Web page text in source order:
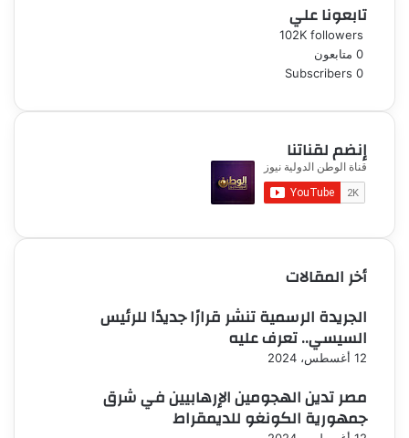
تابعونا علي
102K followers
0 متابعون
0
Subscribers
إنضم لقناتنا
أخر المقالات
الجريدة الرسمية تنشر قرارًا جديدًا للرئيس
السيسي.. تعرف عليه
12 أغسطس، 2024
مصر تدين الهجومين الإرهابيين في شرق
جمهورية الكونغو للديمقراط